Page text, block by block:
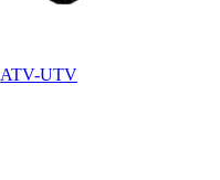
ATV-UTV